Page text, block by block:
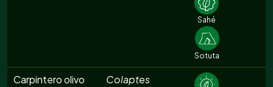
Sahé
Sotuta
Carpintero olivo Colaptes